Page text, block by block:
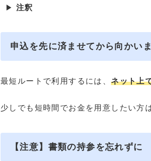
▶ 注釈
申込を先に済ませてから向かい
最短ルートで利用するには、ネット上
少しでも短時間でお金を用意したい方
【注意】書類の持参を忘れずに